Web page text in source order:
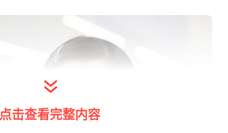
点击查看完整内容